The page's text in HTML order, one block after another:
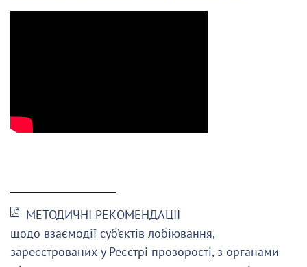
МЕТОДИЧНІ РЕКОМЕНДАЦІЇ
щодо взаємодії суб’єктів лобіювання,
зареєстрованих у Реєстрі прозорості, з органами